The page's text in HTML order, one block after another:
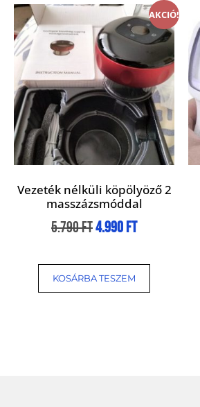
AKCIÓ!
Vezeték nélküli köpölyöző 2
masszázsmóddal
5.790Ft4.990Ft
KOSÁRBA TESZEM